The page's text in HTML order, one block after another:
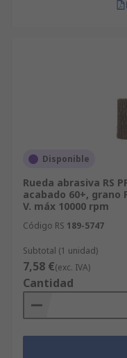
Disponible
Rueda abrasiva RS
acabado 60+, grano
V. máx 10000 rpm
Código RS 189-5747
Subtotal (1 unidad)
7,58 €(exc. IVA)
Cantidad